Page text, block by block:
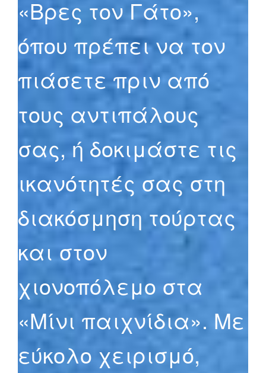
«Βρες τον Γάτο»,
όπου πρέπει να τον
πιάσετε πριν από
τους αντιπάλους
σας, ή δοκιμάστε τις
ικανότητές σας στη
διακόσμηση τούρτας
και στον
χιονοπόλεμο στα
«Μίνι παιχνίδια». Με
εύκολο χειρισμό,